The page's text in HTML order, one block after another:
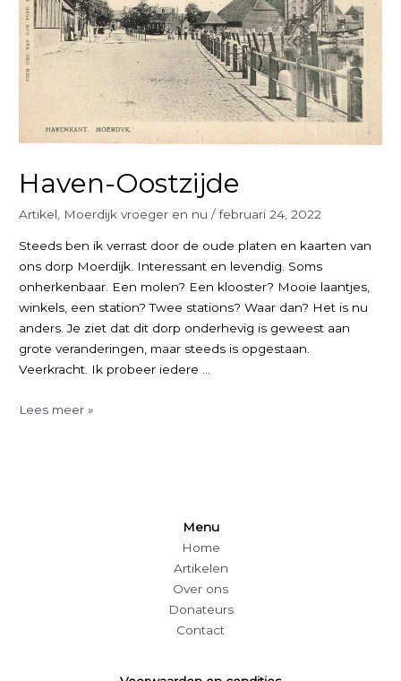
Haven-Oostzijde
Artikel Moerdijk vroeger en nu /februari 24, 2022
Steeds ben ik verrast door de oude platen en kaarten van
ons dorp Moerdijk. Interessant en levendig. Soms
onherkenbaar. Een molen? Een klooster? Mooie laantjes,
winkels, een station? Twee stations? Waar dan? Het is nu
anders. Je ziet dat dit dorp onderhevig is geweest aan
grote veranderingen, maar steeds is opgestaan.
Veerkracht. Ik probeer iedere …
Haven-
Lees meer »
Menu
Home
Artikelen
Over ons
Donateurs
Contact